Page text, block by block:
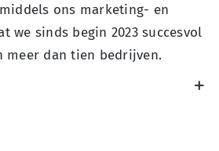
middels ons marketing- en
we sinds begin 2023 succesvol
meer dan tien bedrijven.